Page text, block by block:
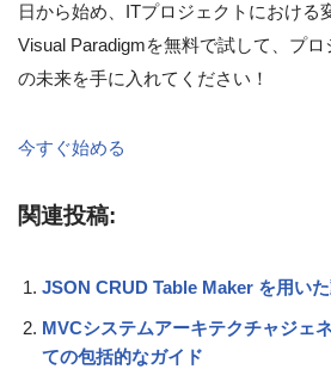
日から始め、ITプロジェクトにおける
Visual Paradigmを無料で試して、プ
の未来を手に入れてください！
今すぐ始める
関連投稿:
JSON CRUD Table Maker を用い
MVCシステムアーキテクチャジェ
ての包括的なガイド